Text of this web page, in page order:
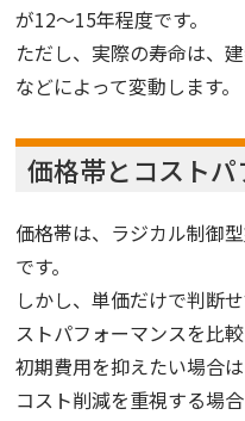
が12〜15年程度です。
ただし、実際の寿命は、
などによって変動します。
価格帯とコスト
価格帯は、ラジカル制御
です。
しかし、単価だけで判断
ストパフォーマンスを比
初期費用を抑えたい場合
コスト削減を重視する場